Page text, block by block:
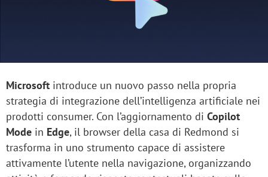
Microsoft introduce un nuovo passo nella propria
strategia di integrazione dell’intelligenza artificiale nei
prodotti consumer. Con l’aggiornamento di Copilot
Mode in Edge, il browser della casa di Redmond si
trasforma in uno strumento capace di assistere
attivamente l’utente nella navigazione, organizzando